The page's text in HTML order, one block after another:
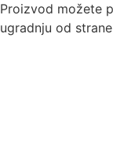
Proizvod možete
ugradnju od